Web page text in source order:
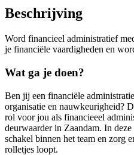
Beschrijving
Word financieel administratief
je financiële vaardigheden en
Wat ga je doen?
Ben jij een financiële
organisatie en nauwkeurigheid?
rol voor jou als financieeel
deurwaarder in Zaandam. In
schakel binnen het team en zorg
rolletjes loopt.